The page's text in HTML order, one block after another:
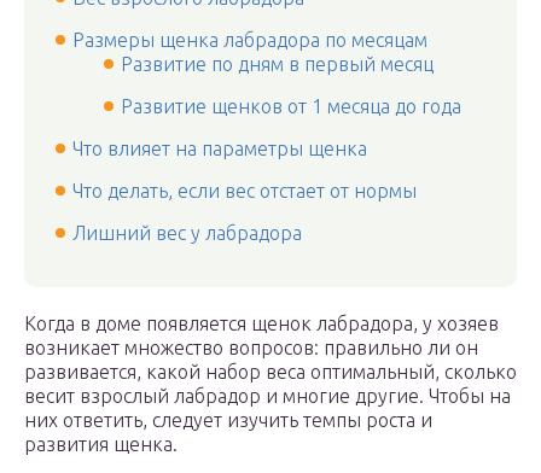
Размеры щенка лабрадора по месяцам
Развитие по дням в первый месяц
Развитие щенков от 1 месяца до года
Что влияет на параметры щенка
Что делать, если вес отстает от нормы
Лишний вес у лабрадора
Когда в доме появляется щенок лабрадора, у хозяев
возникает множество вопросов: правильно ли он
развивается, какой набор веса оптимальный, сколько
весит взрослый лабрадор и многие другие. Чтобы на
них ответить, следует изучить темпы роста и
развития щенка.